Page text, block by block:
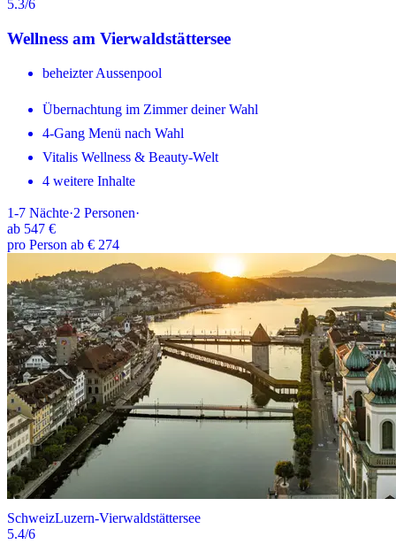
5.3/6
Wellness am Vierwaldstättersee
beheizter Aussenpool
Übernachtung im Zimmer deiner Wahl
4-Gang Menü nach Wahl
Vitalis Wellness & Beauty-Welt
4 weitere Inhalte
1-7 Nächte·2 Personen·
ab 547 €
pro Person ab € 274
SchweizLuzern-Vierwaldstättersee
5.4/6